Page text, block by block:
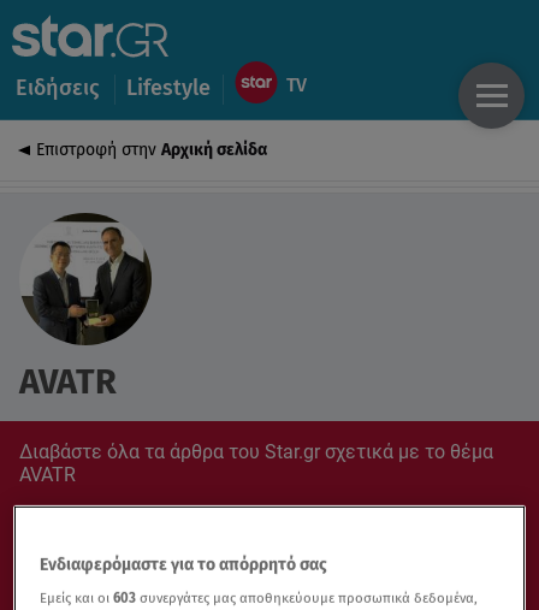
Ειδήσεις Lifestyle
Επιστροφή στην Αρχική σελίδα
AVATR
Διαβάστε όλα τα άρθρα του Star.gr σχετικά με το θέμα
AVATR
Ενδιαφερόμαστε για το απόρρητό σας
Εμείς και οι603 συνεργάτες μας αποθηκεύουμε προσωπικά δεδομένα,